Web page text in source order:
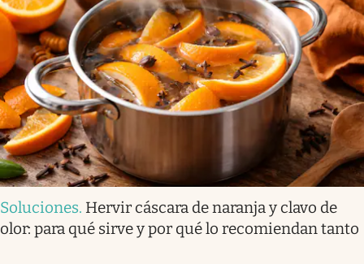
Soluciones. Hervir cáscara de naranja y clavo de
olor: para qué sirve y por qué lo recomiendan tanto